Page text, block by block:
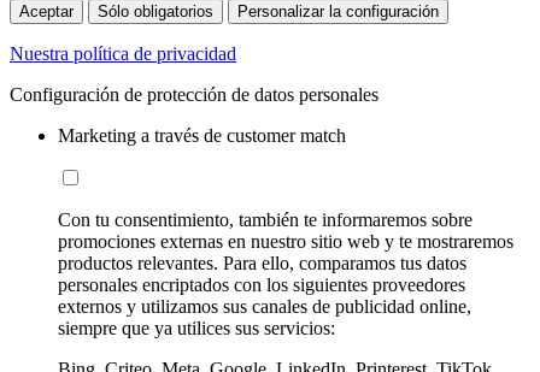
Aceptar Sólo obligatorios Personalizar la configuración
Nuestra política de privacidad
Configuración de protección de datos personales
Marketing a través de customer match
Con tu consentimiento, también te informaremos sobre
promociones externas en nuestro sitio web y te mostraremos
productos relevantes. Para ello, comparamos tus datos
personales encriptados con los siguientes proveedores
externos y utilizamos sus canales de publicidad online,
siempre que ya utilices sus servicios: